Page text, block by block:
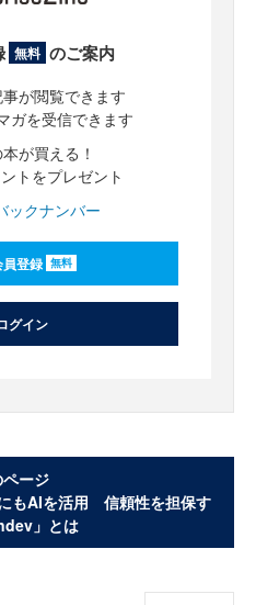
無料 のご案内
事が閲覧できます
ガを受信できます
が買える！
トをプレゼント
ックナンバー
登録 無料
グイン
ージ
もAIを活用 信頼性を担保す
」とは